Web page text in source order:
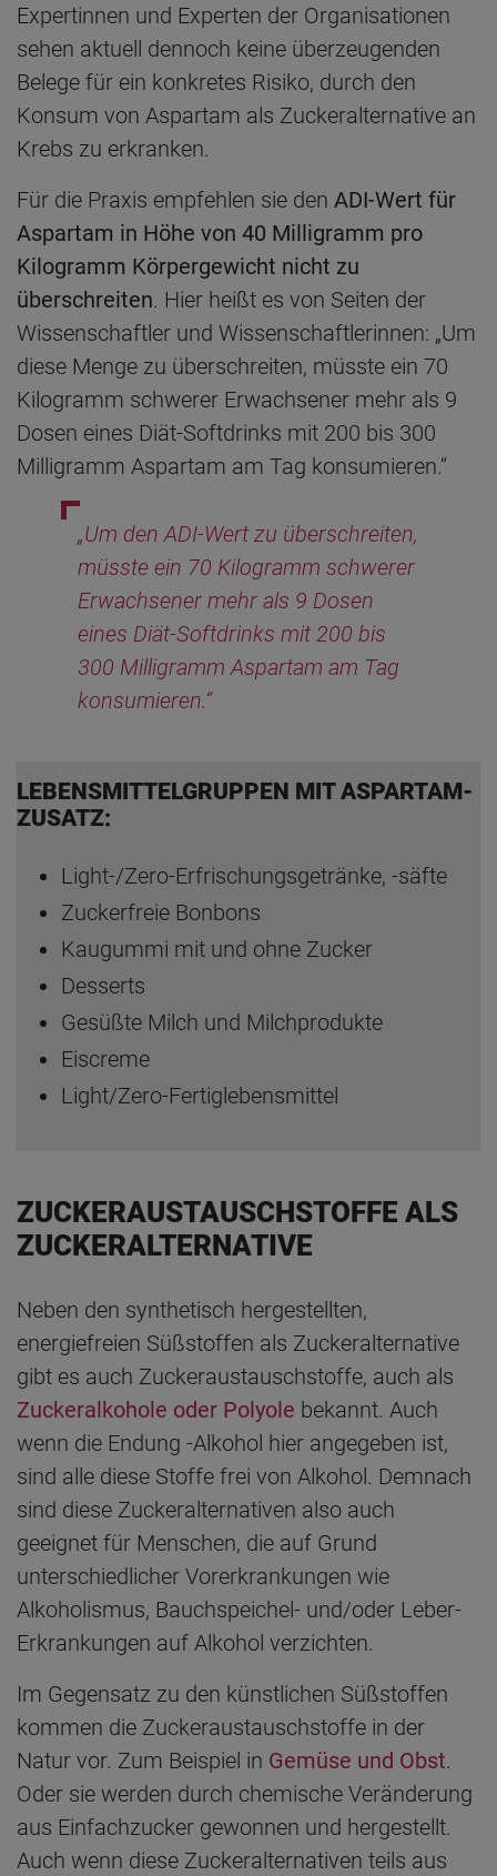
Expertinnen und Experten der Organisationen
sehen aktuell dennoch keine überzeugenden
Belege für ein konkretes Risiko, durch den
Konsum von Aspartam als Zuckeralternative an
Krebs zu erkranken.
Für die Praxis empfehlen sie den ADI-Wert für
Aspartam in Höhe von 40 Milligramm pro
Kilogramm Körpergewicht nicht zu
überschreiten. Hier heißt es von Seiten der
Wissenschaftler und Wissenschaftlerinnen: „Um
diese Menge zu überschreiten, müsste ein 70
Kilogramm schwerer Erwachsener mehr als 9
Dosen eines Diät-Softdrinks mit 200 bis 300
Milligramm Aspartam am Tag konsumieren.“
„Um den ADI-Wert zu überschreiten,
müsste ein 70 Kilogramm schwerer
Erwachsener mehr als 9 Dosen
eines Diät-Softdrinks mit 200 bis
300 Milligramm Aspartam am Tag
konsumieren.“
LEBENSMITTELGRUPPEN MIT ASPARTAM-
ZUSATZ:
Light-/Zero-Erfrischungsgetränke, -säfte
Zuckerfreie Bonbons
Kaugummi mit und ohne Zucker
Desserts
Gesüßte Milch und Milchprodukte
Eiscreme
Light/Zero-Fertiglebensmittel
ZUCKERAUSTAUSCHSTOFFE ALS
ZUCKERALTERNATIVE
Neben den synthetisch hergestellten,
energiefreien Süßstoffen als Zuckeralternative
gibt es auch Zuckeraustauschstoffe, auch als
Zuckeralkohole oder Polyole bekannt. Auch
wenn die Endung -Alkohol hier angegeben ist,
sind alle diese Stoffe frei von Alkohol. Demnach
sind diese Zuckeralternativen also auch
geeignet für Menschen, die auf Grund
unterschiedlicher Vorerkrankungen wie
Alkoholismus, Bauchspeichel- und/oder Leber-
Erkrankungen auf Alkohol verzichten.
Im Gegensatz zu den künstlichen Süßstoffen
kommen die Zuckeraustauschstoffe in der
Natur vor. Zum Beispiel in Gemüse und Obst.
Oder sie werden durch chemische Veränderung
aus Einfachzucker gewonnen und hergestellt.
Auch wenn diese Zuckeralternativen teils aus